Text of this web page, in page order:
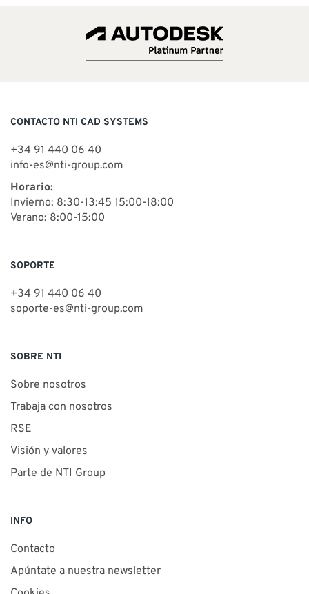
CONTACTO NTI CAD SYSTEMS
+34 91 440 06 40
info-es@nti-group.com
Horario:
Invierno: 8:30-13:45 15:00-18:00
Verano: 8:00-15:00
SOPORTE
+34 91 440 06 40
soporte-es@nti-group.com
SOBRE NTI
Sobre nosotros
Trabaja con nosotros
RSE
Visión y valores
Parte de NTI Group
INFO
Contacto
Apúntate a nuestra newsletter